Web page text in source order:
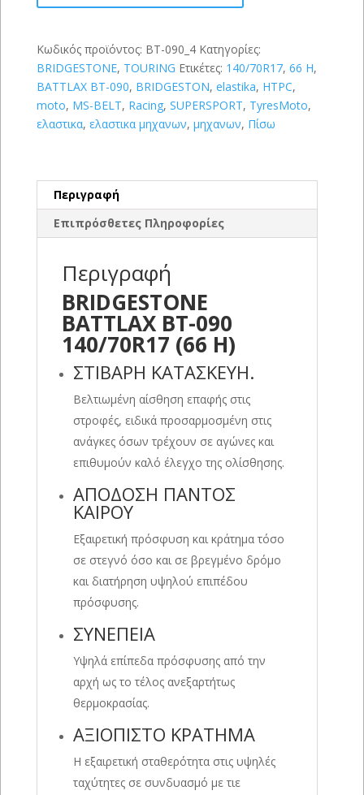
140/70R17
H)
ποσότητα
Κωδικός προϊόντος: BT-090_4 Κατηγορίες:
BRIDGESTONE, TOURING Ετικέτες: 140/70R17, 66 H,
BATTLAX BT-090, BRIDGESTON, elastika, HTPC,
moto, MS-BELT, Racing, SUPERSPORT, TyresMoto,
ελαστικα, ελαστικα μηχανων, μηχανων, Πίσω
Περιγραφή
Επιπρόσθετες Πληροφορίες
Περιγραφή
BRIDGESTONE
BATTLAX BT-090
140/70R17 (66 H)
ΣΤΙΒΑΡΗ ΚΑΤΑΣΚΕΥΗ.
Βελτιωμένη αίσθηση επαφής στις
στροφές, ειδικά προσαρμοσμένη στις
ανάγκες όσων τρέχουν σε αγώνες και
επιθυμούν καλό έλεγχο της ολίσθησης.
ΑΠΟΔΟΣΗ ΠΑΝΤΟΣ
ΚΑΙΡΟΥ
Εξαιρετική πρόσφυση και κράτημα τόσο
σε στεγνό όσο και σε βρεγμένο δρόμο
και διατήρηση υψηλού επιπέδου
πρόσφυσης.
ΣΥΝΕΠΕΙΑ
Υψηλά επίπεδα πρόσφυσης από την
αρχή ως το τέλος ανεξαρτήτως
θερμοκρασίας.
ΑΞΙΟΠΙΣΤΟ ΚΡΑΤΗΜΑ
Η εξαιρετική σταθερότητα στις υψηλές
ταχύτητες σε συνδυασμό με τιε